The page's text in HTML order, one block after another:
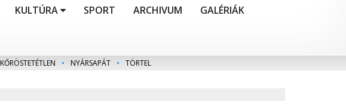
KULTÚRA SPORT ARCHIVUM GALÉRIÁK
KŐRÖSTETÉTLEN • NYÁRSAPÁT • TÖRTEL